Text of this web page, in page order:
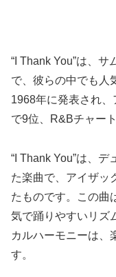
“I Thank You”は、
で、彼らの中でも人
1968年に発表され
で9位、R&Bチャー
“I Thank You”は、
た楽曲で、アイザッ
たものです。この曲
気で踊りやすいリズ
カルハーモニーは、
す。